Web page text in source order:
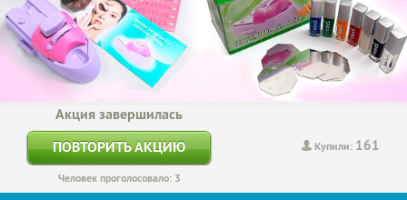
Купили: 161
Акция завершилась
ПОВТОРИТЬ АКЦИЮ
Человек проголосовало: 3